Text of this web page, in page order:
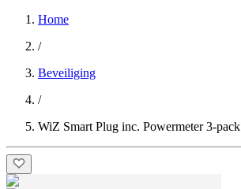
Home
/
Beveiliging
/
WiZ Smart Plug inc. Powermeter 3-pack